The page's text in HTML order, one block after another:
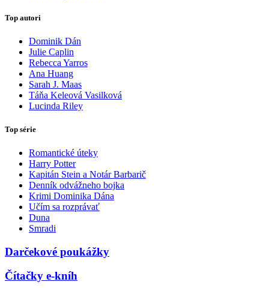
Top autori
Dominik Dán
Julie Caplin
Rebecca Yarros
Ana Huang
Sarah J. Maas
Táňa Keleová Vasilková
Lucinda Riley
Top série
Romantické úteky
Harry Potter
Kapitán Stein a Notár Barbarič
Denník odvážneho bojka
Krimi Dominika Dána
Učím sa rozprávať
Duna
Smradi
Darčekové poukážky
Čítačky e-kníh